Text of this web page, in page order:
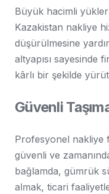
Büyük hacimli
Kazakistan nakliye
düşürülmesine
altyapısı sayesinde
kârlı bir şekilde
Güvenli
Profesyonel nakliye
güvenli ve
bağlamda, gümrük
almak, ticari